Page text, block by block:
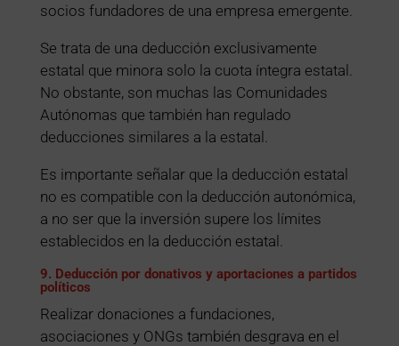
socios fundadores de una empresa emergente.
Se trata de una deducción exclusivamente
estatal que minora solo la cuota íntegra estatal.
No obstante, son muchas las Comunidades
Autónomas que también han regulado
deducciones similares a la estatal.
Es importante señalar que la deducción estatal
no es compatible con la deducción autonómica,
a no ser que la inversión supere los límites
establecidos en la deducción estatal.
9. Deducción por donativos y aportaciones a partidos
políticos
Realizar donaciones a fundaciones,
asociaciones y ONGs también desgrava en el